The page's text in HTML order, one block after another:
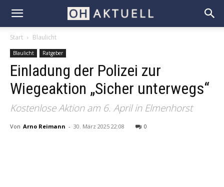
Start Blaulicht
Blaulicht Ratgeber
Einladung der Polizei zur
Wiegeaktion „Sicher unterwegs“
Kostenlose Aktion am 6. April in Elmenhorst
Von Arno Reimann - 30. März 2025 22:08 0